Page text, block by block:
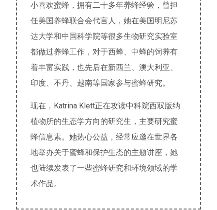
小喜欢蜜蜂，拥有二十多年养蜂经验，曾担
任美国养蜂联合会代言人，她在美国明尼苏
达大学和中国科学院等很多生物研究实验室
都做过养蜂工作，对于西蜂、中蜂的饲养有
着丰富实践，也先后在新西兰、澳大利亚、
印度、不丹、越南等国家参与蜜蜂研究。
现在，Katrina Klett正在攻读中科院西双版纳
植物所的生态学方向的研究生，主要研究蜜
蜂信息素。她热心公益，经常应邀在世界各
地举办关于蜜蜂和保护生态的主题讲座，她
也陆续发表了一些蜜蜂研究和环境领域的学
术作品。